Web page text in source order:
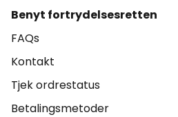
Benyt fortrydelsesretten
FAQs
Kontakt
Tjek ordrestatus
Betalingsmetoder